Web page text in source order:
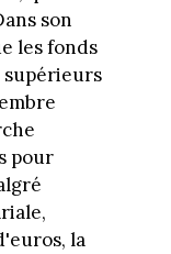
son
les fonds
pour
la